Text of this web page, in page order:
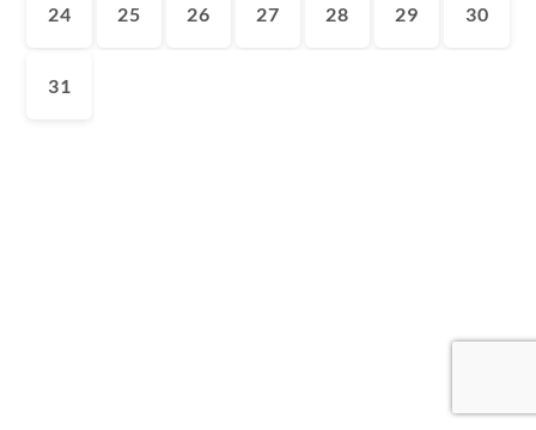
24 25 26 27 28 29 30
31